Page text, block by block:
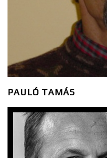
PAULÓ TAMÁS